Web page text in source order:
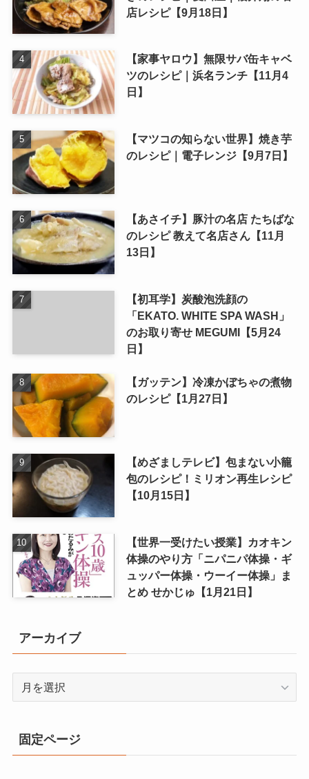
店レシピ【9月18日】
【家事ヤロウ】無限サバ缶キャベ
ツのレシピ｜浜名ランチ【11月4
日】
【マツコの知らない世界】焼き芋
のレシピ｜電子レンジ【9月7日】
【あさイチ】豚汁の名店 たちばな
のレシピ 教えて名店さん【11月
13日】
【初耳学】炭酸泡洗顔の
「EKATO. WHITE SPA WASH」
のお取り寄せ MEGUMI【5月24
日】
【ガッテン】冷凍かぼちゃの煮物
のレシピ【1月27日】
【めざましテレビ】包まない小籠
包のレシピ！ミリオン再生レシピ
【10月15日】
【世界一受けたい授業】カオキン
体操のやり方「ニパニパ体操・ギ
ュッパー体操・ウーイー体操」ま
とめ せかじゅ【1月21日】
アーカイブ
イ
ブ
固定ページ